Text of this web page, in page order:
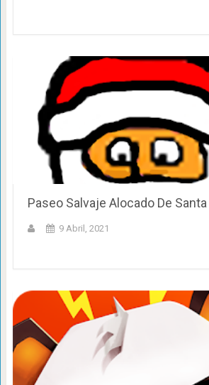
Paseo Salvaje Alocado De Santa
9 Abril, 2021